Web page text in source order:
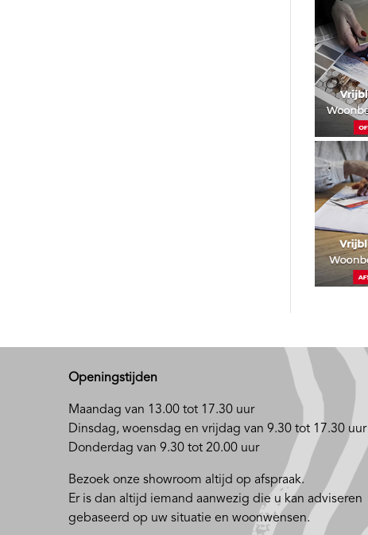
Openingstijden
Maandag van 13.00 tot 17.30 uur
Dinsdag, woensdag en vrijdag van 9.30 tot 17.30 uur
Donderdag van 9.30 tot 20.00 uur
Bezoek onze showroom altijd op afspraak.
Er is dan altijd iemand aanwezig die u kan adviseren
gebaseerd op uw situatie en woonwensen.